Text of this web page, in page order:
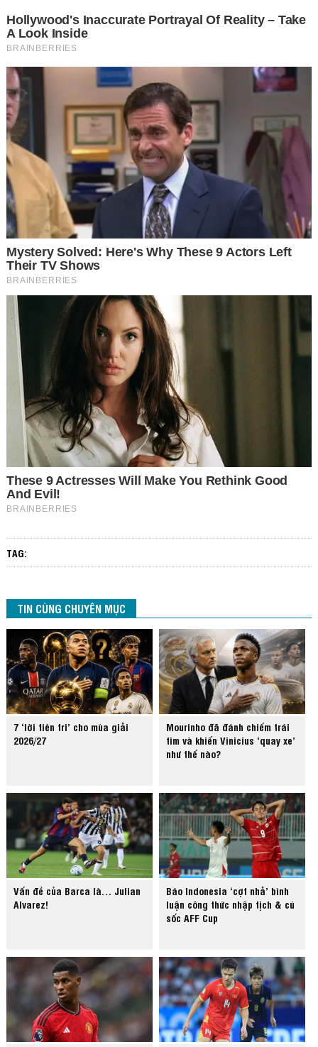
TAG:
TIN CÙNG CHUYÊN MỤC
7 ‘lời tiên tri’ cho mùa giải
2026/27
Mourinho đã đánh chiếm trái
tim và khiến Vinicius ‘quay xe’
như thế nào?
Vấn đề của Barca là… Julian
Alvarez!
Báo Indonesia ‘cợt nhả’ bình
luận công thức nhập tịch & cú
sốc AFF Cup